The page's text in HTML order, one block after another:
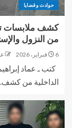
حوادث وقضايا
كشف ملابسات
من النزول
6 فبراير، 2026
كتب ـ عماد
الداخلية من